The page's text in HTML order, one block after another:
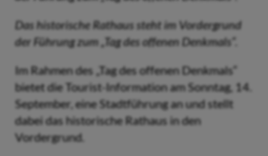
Das historische Rathaus steht im Vordergrund
der Führung zum „Tag des offenen Denkmals“.
Im Rahmen des „Tag des offenen Denkmals“
bietet die Tourist-Information am Sonntag, 14.
September, eine Stadtführung an und stellt
dabei das historische Rathaus in den
Vordergrund.